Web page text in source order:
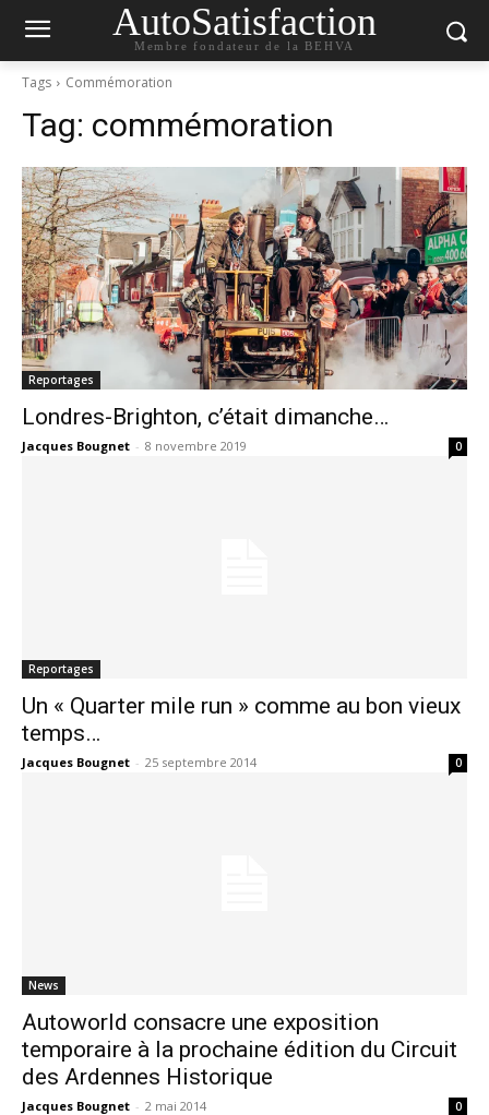
AutoSatisfaction
Membre fondateur de la BEHVA
Tags Commémoration
Tag: commémoration
Reportages
Londres-Brighton, c’était dimanche…
Jacques Bougnet - 8 novembre 2019 0
Reportages
Un « Quarter mile run » comme au bon vieux
temps…
Jacques Bougnet - 25 septembre 2014 0
News
Autoworld consacre une exposition
temporaire à la prochaine édition du Circuit
des Ardennes Historique
Jacques Bougnet - 2 mai 2014 0